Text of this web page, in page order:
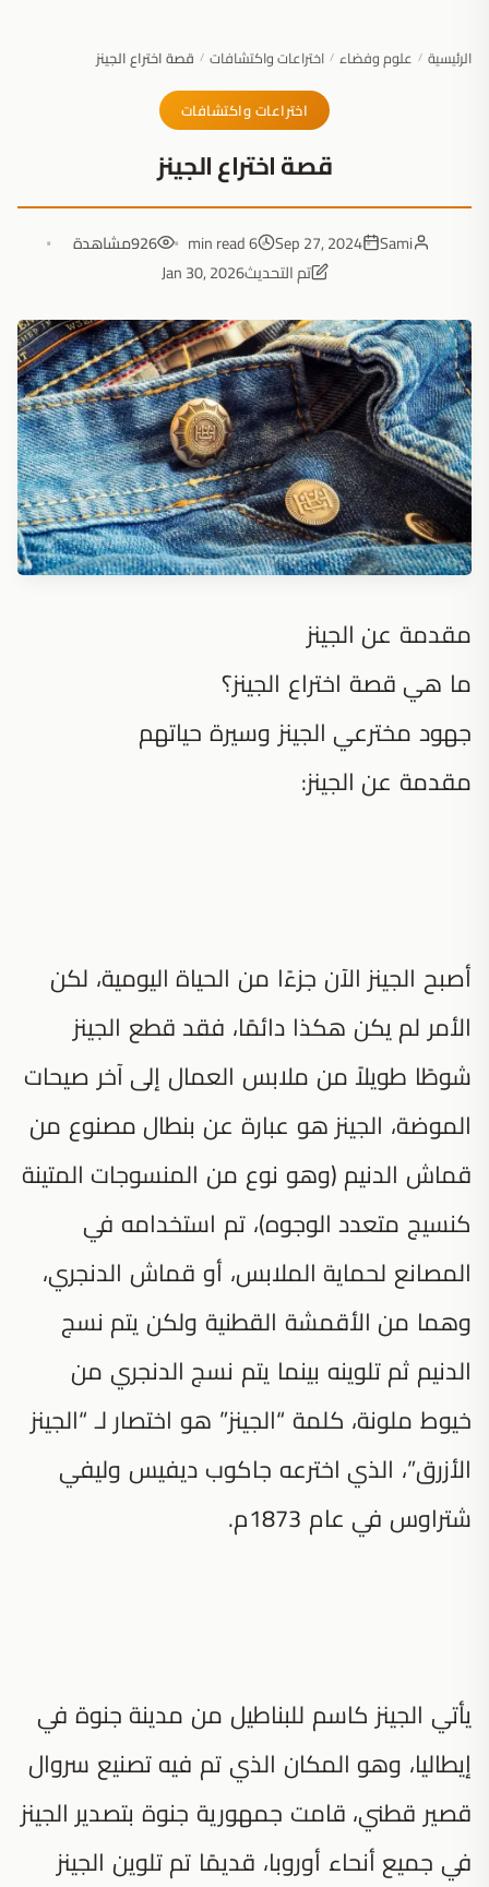
الرئيسية / علوم وفضاء / اختراعات واكتشافات / قصة اختراع الجينز
اختراعات واكتشافات
قصة اختراع الجينز
Sami
Sep 27, 2024
6 min read
926مشاهدة
تم التحديثJan 30, 2026
مقدمة عن الجينز
ما هي قصة اختراع الجينز؟
جهود مخترعي الجينز وسيرة حياتهم
مقدمة عن الجينز:
أصبح الجينز الآن جزءًا من الحياة اليومية، لكن
الأمر لم يكن هكذا دائمًا، فقد قطع الجينز
شوطًا طويلاً من ملابس العمال إلى آخر صيحات
الموضة، الجينز هو عبارة عن بنطال مصنوع من
قماش الدنيم (وهو نوع من المنسوجات المتينة
كنسيج متعدد الوجوه)، تم استخدامه في
المصانع لحماية الملابس، أو قماش الدنجري،
وهما من الأقمشة القطنية ولكن يتم نسج
الدنيم ثم تلوينه بينما يتم نسج الدنجري من
خيوط ملونة، كلمة “الجينز” هو اختصار لـ “الجينز
الأزرق”، الذي اخترعه جاكوب ديفيس وليفي
شتراوس في عام 1873م.
يأتي الجينز كاسم للبناطيل من مدينة جنوة في
إيطاليا، وهو المكان الذي تم فيه تصنيع سروال
قصير قطني، قامت جمهورية جنوة بتصدير الجينز
في جميع أنحاء أوروبا، قديمًا تم تلوين الجينز